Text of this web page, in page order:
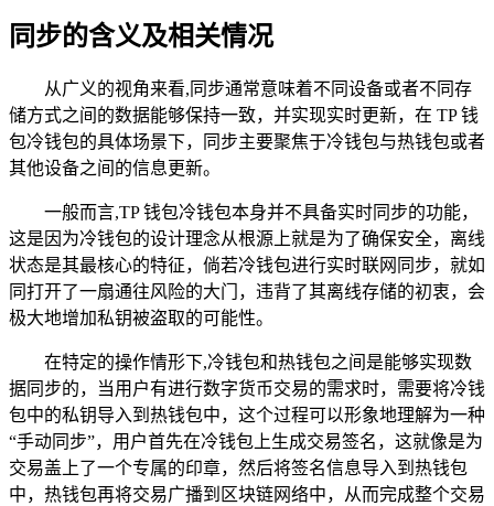
同步的含义及相关情况
从广义的视角来看,同步通常意味着不同设备或者不同存
储方式之间的数据能够保持一致，并实现实时更新，在 TP 钱
包冷钱包的具体场景下，同步主要聚焦于冷钱包与热钱包或者
其他设备之间的信息更新。
一般而言,TP 钱包冷钱包本身并不具备实时同步的功能，
这是因为冷钱包的设计理念从根源上就是为了确保安全，离线
状态是其最核心的特征，倘若冷钱包进行实时联网同步，就如
同打开了一扇通往风险的大门，违背了其离线存储的初衷，会
极大地增加私钥被盗取的可能性。
在特定的操作情形下,冷钱包和热钱包之间是能够实现数
据同步的，当用户有进行数字货币交易的需求时，需要将冷钱
包中的私钥导入到热钱包中，这个过程可以形象地理解为一种
“手动同步”，用户首先在冷钱包上生成交易签名，这就像是为
交易盖上了一个专属的印章，然后将签名信息导入到热钱包
中，热钱包再将交易广播到区块链网络中，从而完成整个交易